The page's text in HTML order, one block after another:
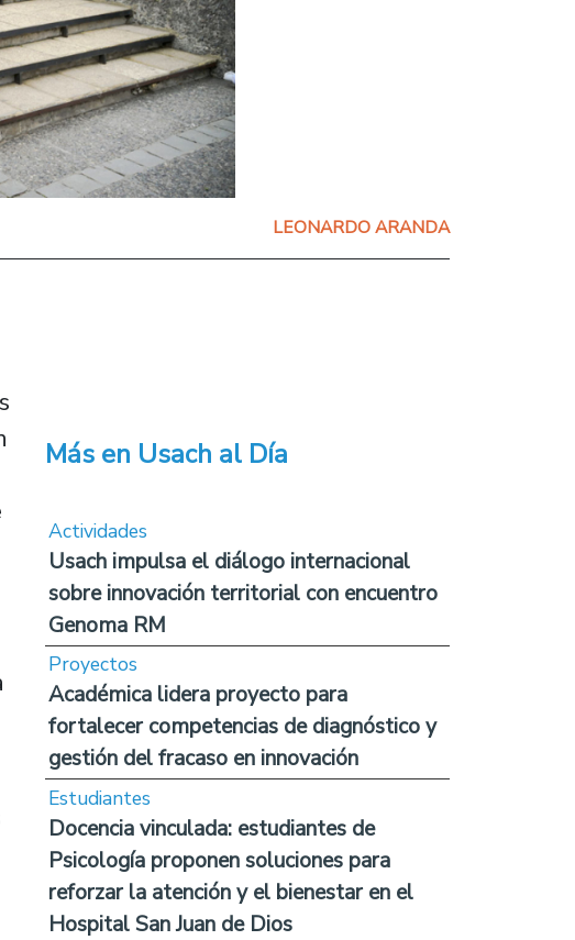
LEONARDO ARANDA
Más en Usach al Día
Actividades
Usach impulsa el diálogo internacional
sobre innovación territorial con encuentro
Genoma RM
Proyectos
Académica lidera proyecto para
fortalecer competencias de diagnóstico y
gestión del fracaso en innovación
Estudiantes
Docencia vinculada: estudiantes de
Psicología proponen soluciones para
reforzar la atención y el bienestar en el
Hospital San Juan de Dios